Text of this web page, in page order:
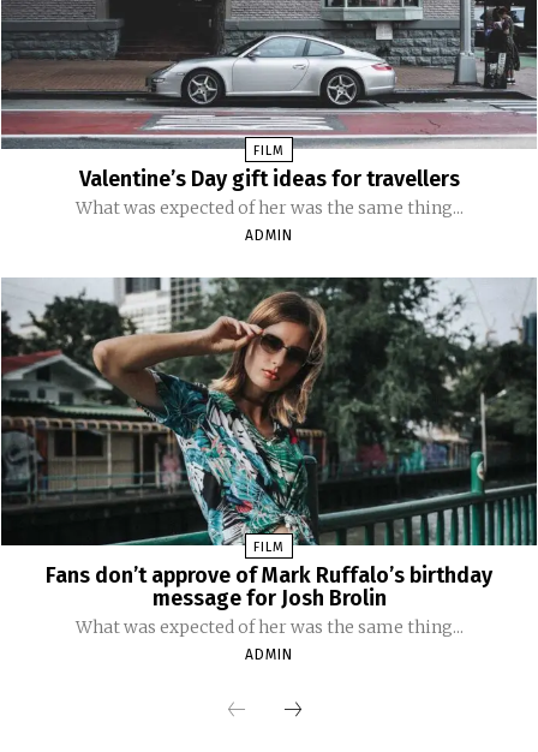
FILM
Valentine’s Day gift ideas for travellers
What was expected of her was the same thing...
ADMIN
FILM
Fans don’t approve of Mark Ruffalo’s birthday
message for Josh Brolin
What was expected of her was the same thing...
ADMIN